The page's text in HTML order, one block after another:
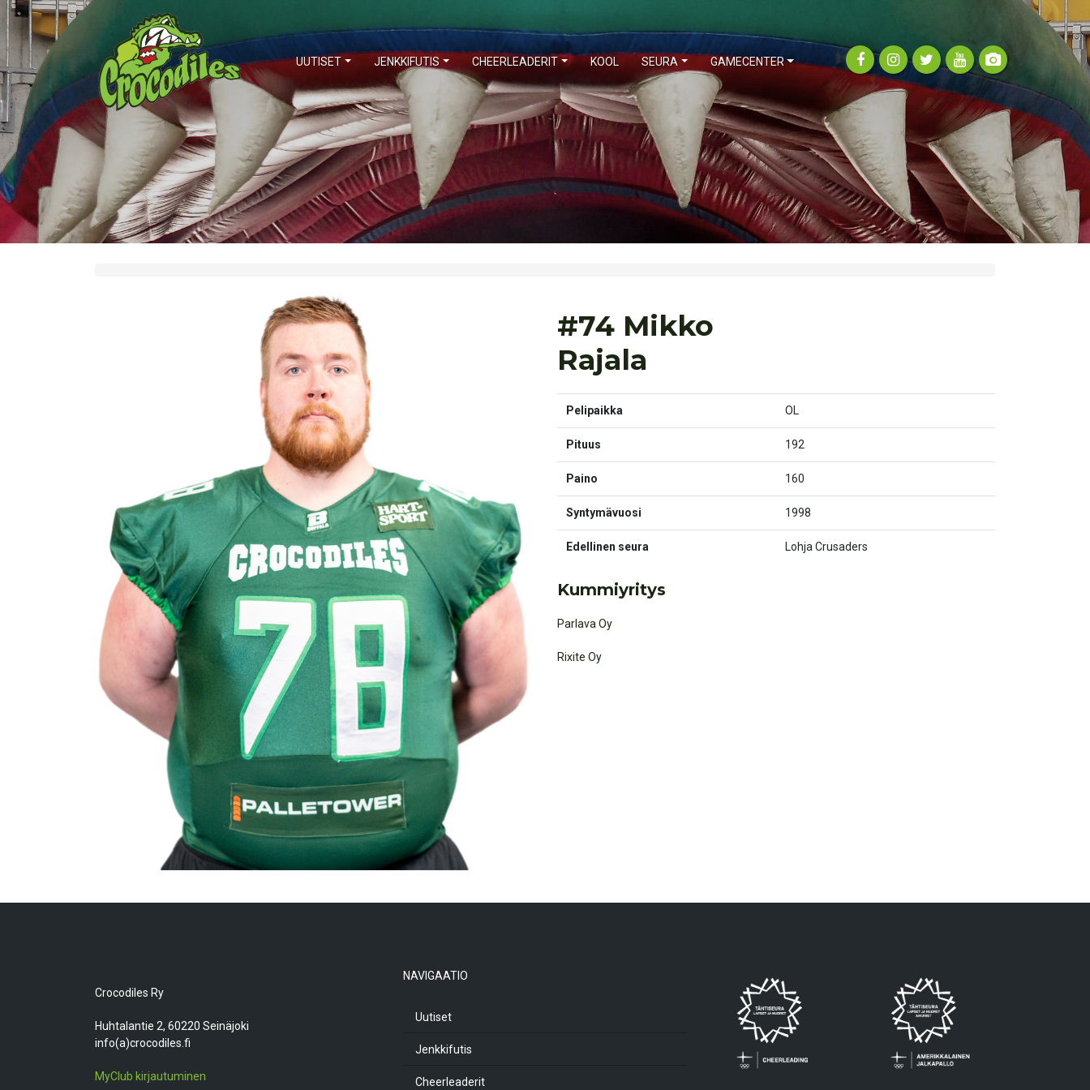
UUTISET JENKKIFUTIS CHEERLEADERIT KOOL SEURA GAMECENTER
#74 Mikko
Rajala
Pelipaikka OL
Pituus 192
Paino 160
Syntymävuosi 1998
Edellinen seura Lohja Crusaders
Kummiyritys
Parlava Oy
Rixite Oy
Crocodiles Ry
Huhtalantie 2, 60220 Seinäjoki
info(a)crocodiles.fi
MyClub kirjautuminen
NAVIGAATIO
Uutiset
Jenkkifutis
Cheerleaderit